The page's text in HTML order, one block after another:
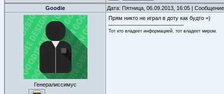
Goodie Дата: Пятница, 06.09.2013, 16:05 |
Генералиссимус
Прям никто не играл в доту как будто =)
Тот кто владеет информацией, тот владеет миром.